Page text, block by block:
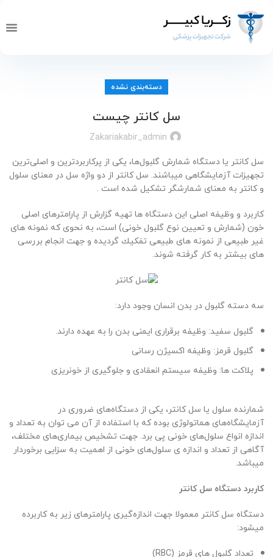
دسته‌بندی نشده
سل کانتر چیست
Zakariakabir_admin
سل کانتر یا دستگاه شمارش گلبول‌ها، یکی از پرکاربردترین و اصلی‌ترین
تجهیزات آزمایشگاهی میباشند. سل کانتر از دو واژه سل در معنای سلول
و کانتر به معنای شمارشگر تشکیل شده است .
کاربرد و وظیفه اصلی این دستگاه ها تهیه گزارش از پارامترهای اصلی
خون (شمارش و تعیین نوع گلبول خونی) است، به نحوی كه نمونه های
غیر طبیعی از نمونه های طبیعی تفكیك گردیده و جهت انجام بررسی
های بیشتر به کار گرفته شوند.
سه دسته گلبول در بدن انسان وجود دارد:
گلبول سفید: وظیفه برقراری ایمنی بدن را به عهده دارند.
گلبول قرمز: وظیفه اکسیژن رسانی
پلاکت ها: وظیفه سیستم انعقادی و جلوگیری از خونریزی
شمارنده سلول یا سل کانتر، یکی از دستگاه‌های ضروری در
آزمایشگاه‌های هماتولوژی بوده که با استفاده از آن می توان به تعداد و
اندازه انواع سلول‌های خونی پی برد. جهت تشخیص بیماری‌های مختلف،
آگاهی از تعداد و اندازه ی سلول‌های خونی از اهمیت به سزایی برخوردار
میباشد.
کاربرد دستگاه سل کانتر
دستگاه سل کانتر معمولا جهت اندازه‌گیری پارامترهای زیر به کاربرده
میشود:
تعداد گلبول های قرمز (RBC)